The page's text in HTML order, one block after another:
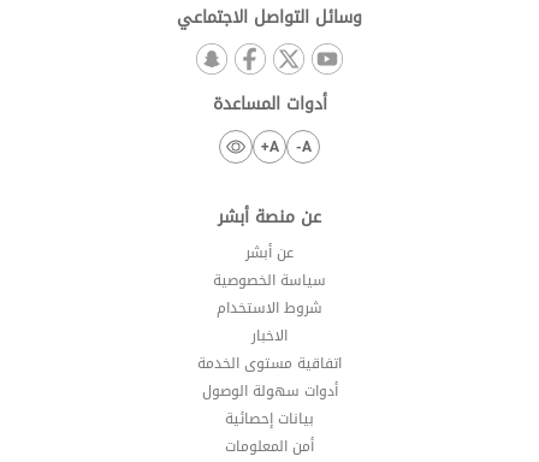
وسائل التواصل الاجتماعي
أدوات المساعدة
A-
A+
عن منصة أبشر
عن أبشر
سياسة الخصوصية
شروط الاستخدام
الاخبار
اتفاقية مستوى الخدمة
أدوات سهولة الوصول
بيانات إحصائية
أمن المعلومات